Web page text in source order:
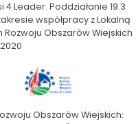
Leader. Poddziałanie 19.3
współpracy z Lokalną
Obszarów Wiejskich
Obszarów Wiejskich: